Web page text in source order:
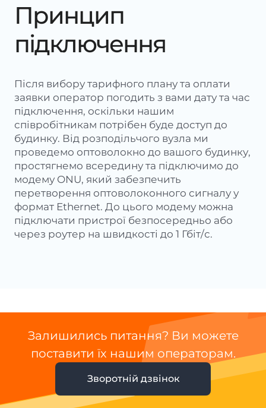
Принцип
підключення
Після вибору тарифного плану та оплати
заявки оператор погодить з вами дату та час
підключення, оскільки нашим
співробітникам потрібен буде доступ до
будинку. Від розподільчого вузла ми
проведемо оптоволокно до вашого будинку,
простягнемо всередину та підключимо до
модему ONU, який забезпечить
перетворення оптоволоконного сигналу у
формат Ethernet. До цього модему можна
підключати пристрої безпосередньо або
через роутер на швидкості до 1 Гбіт/с.
Залишились питання? Ви можете
поставити їх нашим операторам.
Зворотній дзвінок